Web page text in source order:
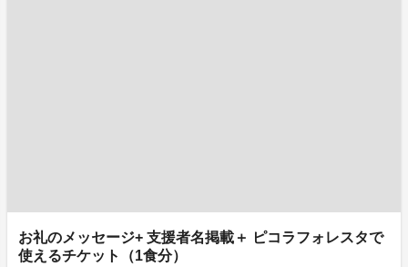
お礼のメッセージ+ 支援者名掲載＋ ピコラフォレスタで
使えるチケット（1食分）